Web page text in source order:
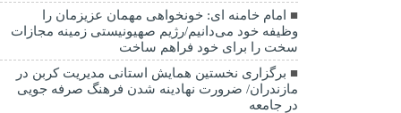
امام خامنه ای: خونخواهی مهمان عزیزمان را
وظیفه خود می‌دانیم/رژیم صهیونیستی زمینه مجازات
سخت را برای خود فراهم ساخت
برگزاری نخستین همایش استانی مدیریت کربن در
مازندران/ ضرورت نهادینه شدن فرهنگ صرفه جویی
در جامعه